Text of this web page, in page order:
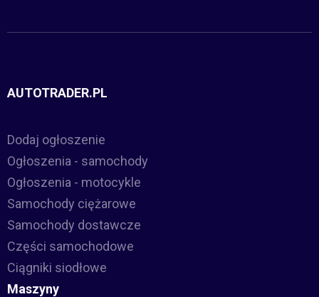
AUTOTRADER.PL
Dodaj ogłoszenie
Ogłoszenia - samochody
Ogłoszenia - motocykle
Samochody ciężarowe
Samochody dostawcze
Części samochodowe
Ciągniki siodłowe
Maszyny